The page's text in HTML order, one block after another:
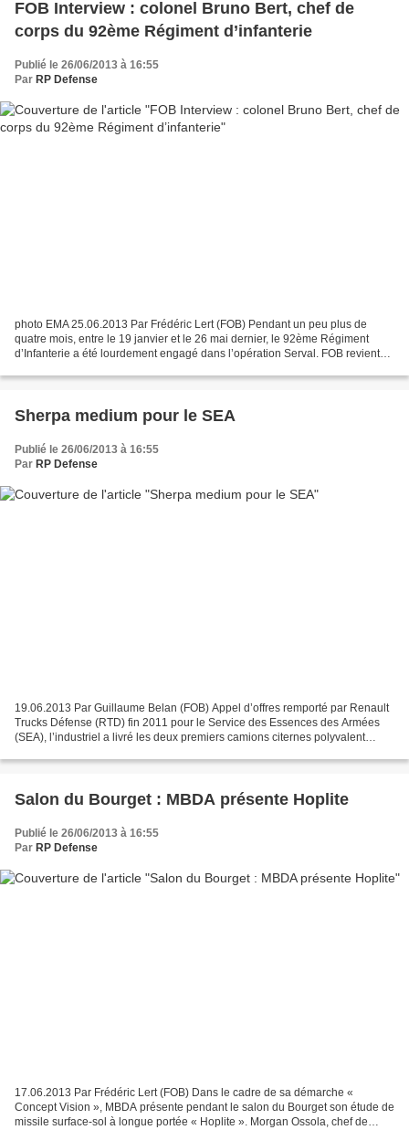
FOB Interview : colonel Bruno Bert, chef de
corps du 92ème Régiment d’infanterie
Publié le 26/06/2013 à 16:55
Par RP Defense
photo EMA 25.06.2013 Par Frédéric Lert (FOB) Pendant un peu plus de
quatre mois, entre le 19 janvier et le 26 mai dernier, le 92ème Régiment
d’Infanterie a été lourdement engagé dans l’opération Serval. FOB revient
Sherpa medium pour le SEA
Publié le 26/06/2013 à 16:55
Par RP Defense
19.06.2013 Par Guillaume Belan (FOB) Appel d’offres remporté par Renault
Trucks Défense (RTD) fin 2011 pour le Service des Essences des Armées
(SEA), l’industriel a livré les deux premiers camions citernes polyvalent
Salon du Bourget : MBDA présente Hoplite
Publié le 26/06/2013 à 16:55
Par RP Defense
17.06.2013 Par Frédéric Lert (FOB) Dans le cadre de sa démarche «
Concept Vision », MBDA présente pendant le salon du Bourget son étude de
missile surface-sol à longue portée « Hoplite ». Morgan Ossola, chef de